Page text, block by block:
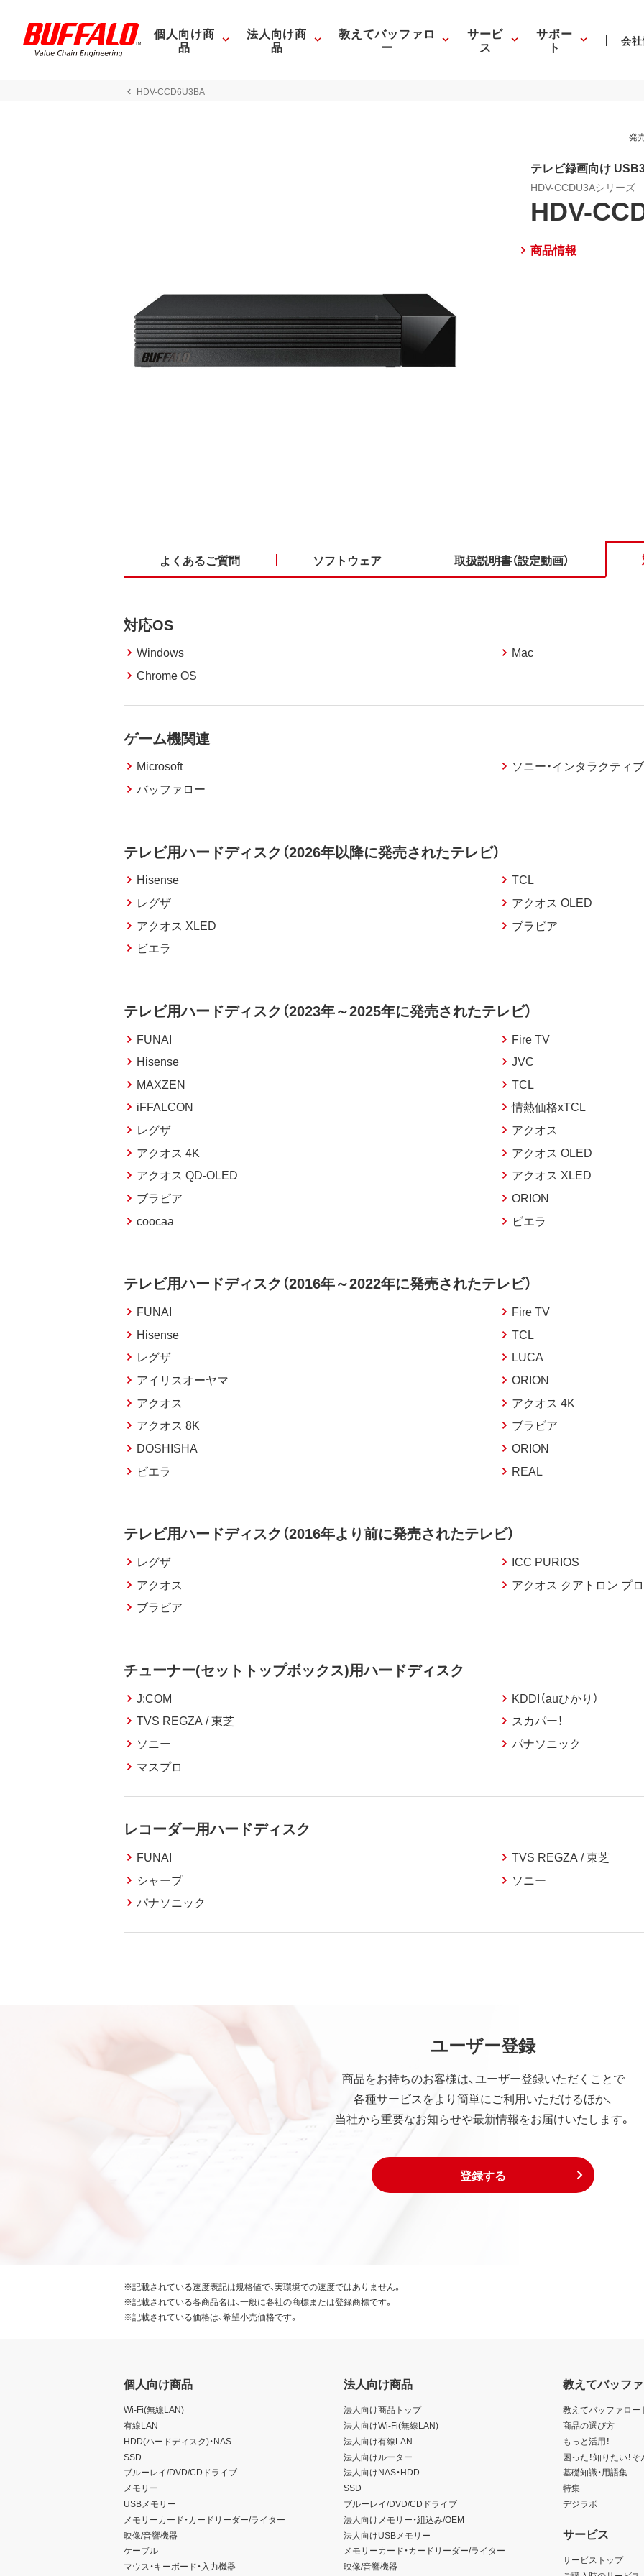
個人向け商
品
法人向け商
品
教えてバッファロ
ー
サービ
ス
サポー
ト 会
HDV-CCD6U3BA
発
テレビ録画向け
HDV-CCDU3Aシリーズ
HDV-
商品情報
よくあるご質問 ソフトウェア 取扱説明書（設定動画）
対応OS
Windows
Mac
Chrome OS
ゲーム機関連
Microsoft
ソニー・インタラクティ
バッファロー
テレビ用ハードディスク（2026年以降に発売されたテレビ）
Hisense
TCL
レグザ
アクオス OLED
アクオス XLED
ブラビア
ビエラ
テレビ用ハードディスク（2023年～2025年に発売されたテレビ）
FUNAI
Fire TV
Hisense
JVC
MAXZEN
TCL
iFFALCON
情熱価格xTCL
レグザ
アクオス
アクオス 4K
アクオス OLED
アクオス QD-OLED
アクオス XLED
ブラビア
ORION
coocaa
ビエラ
テレビ用ハードディスク（2016年～2022年に発売されたテレビ）
FUNAI
Fire TV
Hisense
TCL
レグザ
LUCA
アイリスオーヤマ
ORION
アクオス
アクオス 4K
アクオス 8K
ブラビア
DOSHISHA
ORION
ビエラ
REAL
テレビ用ハードディスク（2016年より前に発売されたテレビ）
レグザ
ICC PURIOS
アクオス
アクオス クアトロン プロ
ブラビア
チューナー(セットトップボックス)用ハードディスク
J:COM
KDDI（auひかり）
TVS REGZA / 東芝
スカパー！
ソニー
パナソニック
マスプロ
レコーダー用ハードディスク
FUNAI
TVS REGZA / 東芝
シャープ
ソニー
パナソニック
ユーザー登録
商品をお持ちのお客様は、ユーザー登録いただくことで
各種サービスをより簡単にご利用いただけるほか、
当社から重要なお知らせや最新情報をお届けいたします。
登録する
※記載されている速度表記は規格値で、実環境での速度ではありません。
※記載されている各商品名は、一般に各社の商標または登録商標です。
※記載されている価格は、希望小売価格です。
個人向け商品
Wi-Fi(無線LAN)
有線LAN
HDD(ハードディスク)・NAS
SSD
ブルーレイ/DVD/CDドライブ
メモリー
USBメモリー
メモリーカード・カードリーダー/ライター
映像/音響機器
ケーブル
マウス・キーボード・入力機器
法人向け商品
法人向け商品トップ
法人向けWi-Fi(無線LAN)
法人向け有線LAN
法人向けルーター
法人向けNAS・HDD
SSD
ブルーレイ/DVD/CDドライブ
法人向けメモリー・組込み/OEM
法人向けUSBメモリー
メモリーカード・カードリーダー/ライター
映像/音響機器
教えてバッフ
教えてバッファロー
商品の選び方
もっと活用！
困った！知りたい！
基礎知識・用語集
特集
デジラボ
サービス
サービストップ